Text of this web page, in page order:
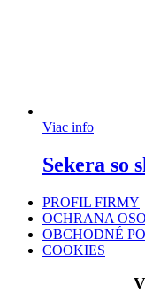
Viac info
Sekera so
PROFIL FIRMY
OCHRANA
OBCHODNÉ
COOKIES